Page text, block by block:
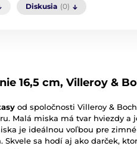
Diskusia (0)
16,5 cm, Villeroy &
od spoločnosti Villeroy &
Malá miska má tvar hviezdy a
je ideálnou voľbou pre
sa hodí aj ako darček,